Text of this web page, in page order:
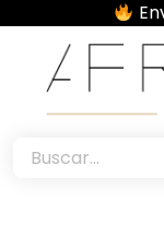
content